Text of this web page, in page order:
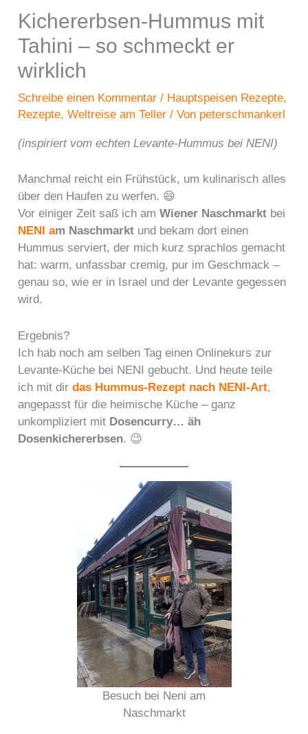
Kichererbsen-Hummus mit
Tahini – so schmeckt er
wirklich
Schreibe einen Kommentar / Hauptspeisen Rezepte,
Rezepte,Weltreise am Teller / Von peterschmankerl
(inspiriert vom echten Levante-Hummus bei NENI)
Manchmal reicht ein Frühstück, um kulinarisch alles
über den Haufen zu werfen. 😄
Vor einiger Zeit saß ich amWiener Naschmarkt bei
NENI am Naschmarkt und bekam dort einen
Hummus serviert, der mich kurz sprachlos gemacht
hat: warm, unfassbar cremig, pur im Geschmack –
genau so, wie er in Israel und der Levante gegessen
wird.
Ergebnis?
Ich hab noch am selben Tag einen Onlinekurs zur
Levante-Küche bei NENI gebucht. Und heute teile
ich mit dirdas Hummus-Rezept nach NENI-Art,
angepasst für die heimische Küche – ganz
unkompliziert mit Dosencurry… äh
Dosenkichererbsen. 😉
Besuch bei Neni am
Naschmarkt